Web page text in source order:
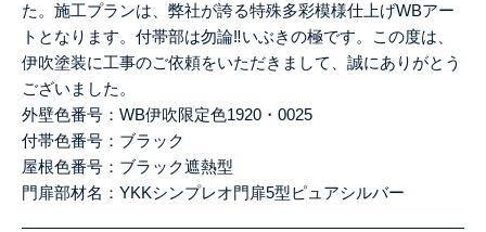
た。施工プランは、弊社が誇る特殊多彩模様仕上げWBアー
トとなります。付帯部は勿論‼いぶきの極です。この度は、
伊吹塗装に工事のご依頼をいただきまして、誠にありがとう
ございました。
外壁色番号：WB伊吹限定色1920 ・ 0025
付帯色番号：ブラック
屋根色番号：ブラック遮熱型
門扉部材名：YKKシンプレオ門扉5型ピュアシルバー